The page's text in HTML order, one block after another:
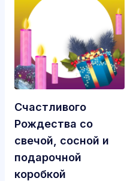
Счастливого
Рождества со
свечой, сосной и
подарочной
коробкой